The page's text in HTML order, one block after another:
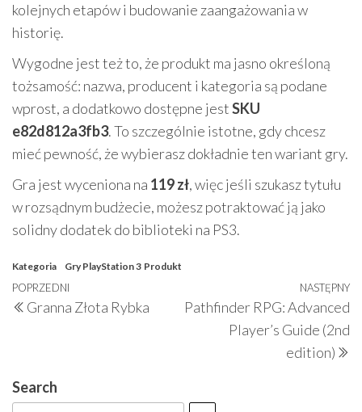
kolejnych etapów i budowanie zaangażowania w
historię.
Wygodne jest też to, że produkt ma jasno określoną
tożsamość: nazwa, producent i kategoria są podane
wprost, a dodatkowo dostępne jestSKU
e82d812a3fb3. To szczególnie istotne, gdy chcesz
mieć pewność, że wybierasz dokładnie ten wariant gry.
Gra jest wyceniona na 119 zł, więc jeśli szukasz tytułu
w rozsądnym budżecie, możesz potraktować ją jako
solidny dodatek do biblioteki na PS3.
Kategoria Gry PlayStation 3 Produkt
Nawigacja
wpisu
Poprzedni
wpis
POPRZEDNI
Granna Złota Rybka
NASTĘPNY
Pathfinder RPG: Advanced
Player’s Guide (2nd
edition)
Search